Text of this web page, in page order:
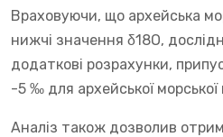
Враховуючи, що архейська
нижчі значення δ18O,
додаткові розрахунки,
-5 ‰ для архейської морської
Аналіз також дозволив